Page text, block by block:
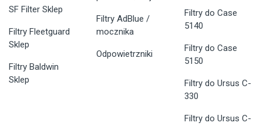
SF Filter Sklep
Filtry Fleetguard
Sklep
Filtry Baldwin
Sklep
Filtry AdBlue /
mocznika
Odpowietrzniki
Filtry do Case
5140
Filtry do Case
5150
Filtry do Ursus C-
330
Filtry do Ursus C-